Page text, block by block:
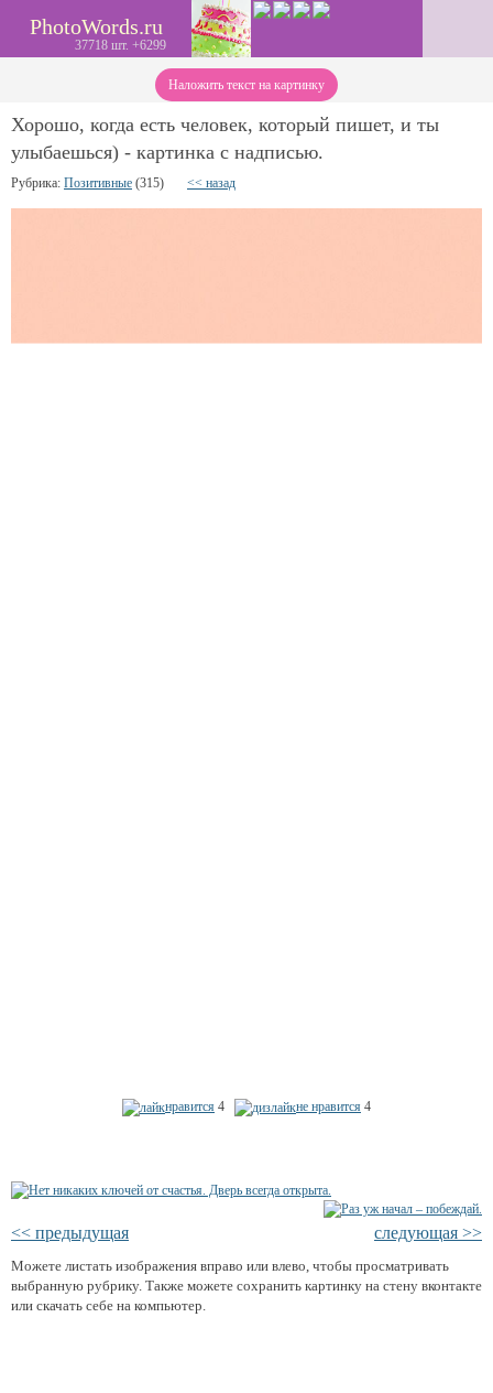
PhotoWords.ru
37718 шт. +6299
Наложить текст на картинку
Хорошо, когда есть человек, который пишет, и ты
улыбаешься) - картинка с надписью.
Рубрика: Позитивные (315) << назад
нравится 4 не нравится 4
<< предыдущая следующая >>
Можете листать изображения вправо или влево, чтобы просматривать
выбранную рубрику. Также можете сохранить картинку на стену вконтакте
или скачать себе на компьютер.